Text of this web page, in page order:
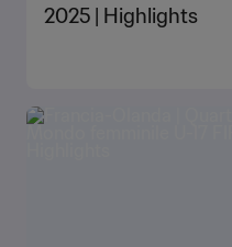
2025 | Highlights